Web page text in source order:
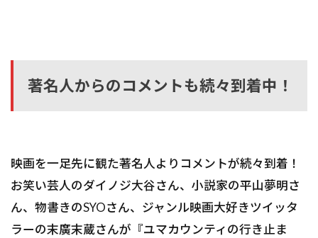
著名人からのコメントも続々到着中！
映画を一足先に観た著名人よりコメントが続々到着！
お笑い芸人のダイノジ大谷さん、小説家の平山夢明さ
ん、物書きのSYOさん、ジャンル映画大好きツイッタ
ラーの末廣末蔵さんが『ユマカウンティの行き止ま